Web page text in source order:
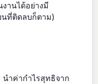
านได้อย่างมี
นที่ติดลบก็ตาม)
นำค่ากำไรสุทธิจาก